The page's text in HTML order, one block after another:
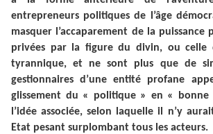
entrepreneurs politiques de l’âge
masquer l’accaparement de la puissance
privées par la figure du divin, ou celle
tyrannique, et ne sont plus que de
gestionnaires d’une entité profane
glissement du « politique » en « bonne
l’idée associée, selon laquelle il n’y
Etat pesant surplombant tous les acteurs.